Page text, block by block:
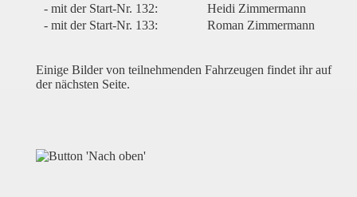
- mit der Start-Nr. 132:
Heidi Zimmermann
- mit der Start-Nr. 133:
Roman Zimmermann
Einige Bilder von teilnehmenden Fahrzeugen findet ihr auf
der nächsten Seite.